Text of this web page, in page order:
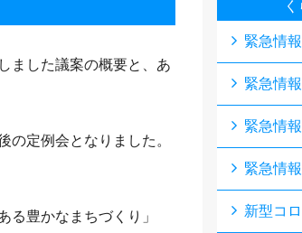
ました議案の概要と、あ
定例会となりました。
豊かなまちづくり」
緊急情報
緊急情
緊急情
緊急情
新型コ